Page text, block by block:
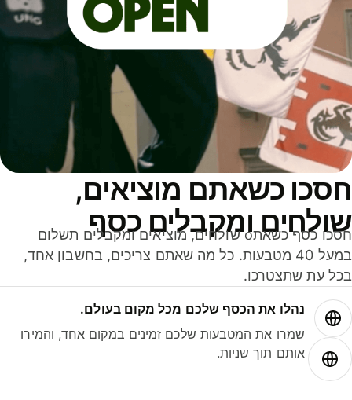
כשאתם מוציאים,
ומקבלים כסף
חסכו כסף כשאתo שולחים, מוציאים ומקבלים תשלום
במעל 40 מטבעות. כל מה שאתם צריכים, בחשבון אחד,
עת שתצטרכו.
נהלו את הכסף שלכם מכל מקום בעולם.
שמרו את המטבעות שלכם זמינים במקום אחד, והמירו
אותם תוך שניות.